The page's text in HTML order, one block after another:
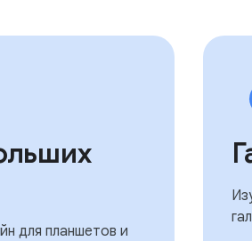
для планшетов и